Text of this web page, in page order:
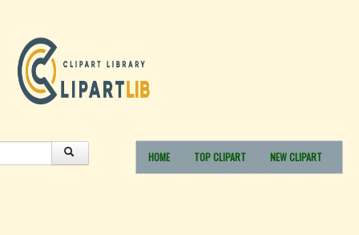
HOME TOP CLIPART NEW CLIPART